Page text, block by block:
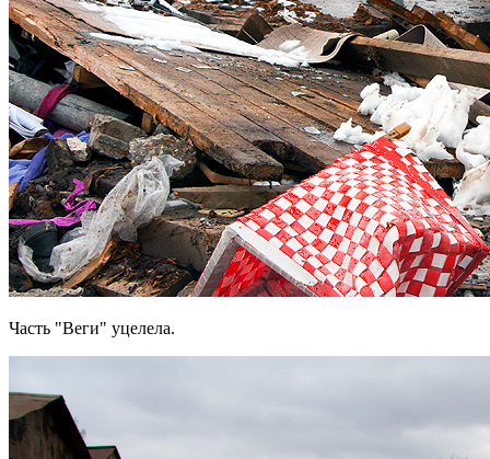
Часть "Веги" уцелела.